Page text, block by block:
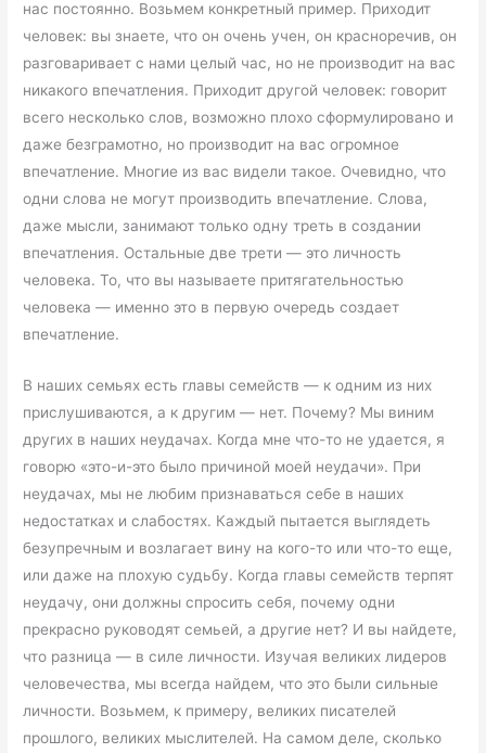
нас постоянно. Возьмем конкретный пример. Приходит
человек: вы знаете, что он очень учен, он красноречив, он
разговаривает с нами целый час, но не производит на вас
никакого впечатления. Приходит другой человек: говорит
всего несколько слов, возможно плохо сформулировано и
даже безграмотно, но производит на вас огромное
впечатление. Многие из вас видели такое. Очевидно, что
одни слова не могут производить впечатление. Слова,
даже мысли, занимают только одну треть в создании
впечатления. Остальные две трети — это личность
человека. То, что вы называете притягательностью
человека — именно это в первую очередь создает
впечатление.
В наших семьях есть главы семейств — к одним из них
прислушиваются, а к другим — нет. Почему? Мы виним
других в наших неудачах. Когда мне что-то не удается, я
говорю «это-и-это было причиной моей неудачи». При
неудачах, мы не любим признаваться себе в наших
недостатках и слабостях. Каждый пытается выглядеть
безупречным и возлагает вину на кого-то или что-то еще,
или даже на плохую судьбу. Когда главы семейств терпят
неудачу, они должны спросить себя, почему одни
прекрасно руководят семьей, а другие нет? И вы найдете,
что разница — в силе личности. Изучая великих лидеров
человечества, мы всегда найдем, что это были сильные
личности. Возьмем, к примеру, великих писателей
прошлого, великих мыслителей. На самом деле, сколько